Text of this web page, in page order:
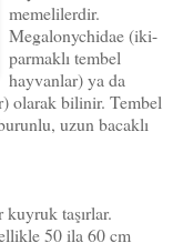
memelilerdir.
Megalonychidae (iki-
parmaklı tembel
hayvanlar) ya da
olarak bilinir. Tembel
uzun bacaklı
taşırlar.
50 ila 60 cm